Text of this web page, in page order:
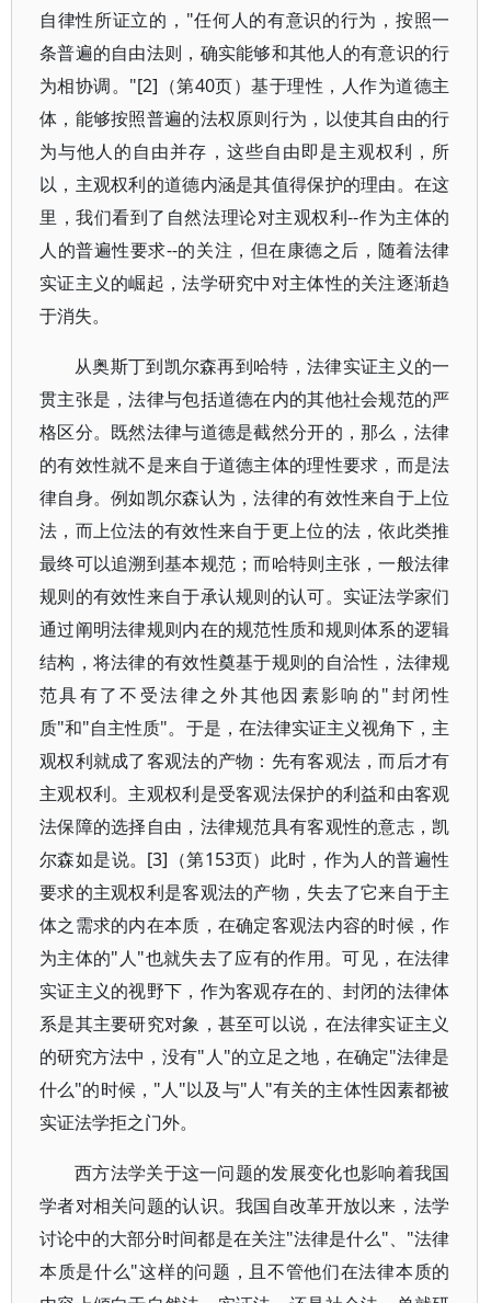
自律性所证立的，"任何人的有意识的行为，按照一
条普遍的自由法则，确实能够和其他人的有意识的行
为相协调。"[2]（第40页）基于理性，人作为道德主
体，能够按照普遍的法权原则行为，以使其自由的行
为与他人的自由并存，这些自由即是主观权利，所
以，主观权利的道德内涵是其值得保护的理由。在这
里，我们看到了自然法理论对主观权利--作为主体的
人的普遍性要求--的关注，但在康德之后，随着法律
实证主义的崛起，法学研究中对主体性的关注逐渐趋
于消失。
从奥斯丁到凯尔森再到哈特，法律实证主义的一
贯主张是，法律与包括道德在内的其他社会规范的严
格区分。既然法律与道德是截然分开的，那么，法律
的有效性就不是来自于道德主体的理性要求，而是法
律自身。例如凯尔森认为，法律的有效性来自于上位
法，而上位法的有效性来自于更上位的法，依此类推
最终可以追溯到基本规范；而哈特则主张，一般法律
规则的有效性来自于承认规则的认可。实证法学家们
通过阐明法律规则内在的规范性质和规则体系的逻辑
结构，将法律的有效性奠基于规则的自洽性，法律规
范具有了不受法律之外其他因素影响的"封闭性
质"和"自主性质"。于是，在法律实证主义视角下，主
观权利就成了客观法的产物：先有客观法，而后才有
主观权利。主观权利是受客观法保护的利益和由客观
法保障的选择自由，法律规范具有客观性的意志，凯
尔森如是说。[3]（第153页）此时，作为人的普遍性
要求的主观权利是客观法的产物，失去了它来自于主
体之需求的内在本质，在确定客观法内容的时候，作
为主体的"人"也就失去了应有的作用。可见，在法律
实证主义的视野下，作为客观存在的、封闭的法律体
系是其主要研究对象，甚至可以说，在法律实证主义
的研究方法中，没有"人"的立足之地，在确定"法律是
什么"的时候，"人"以及与"人"有关的主体性因素都被
实证法学拒之门外。
西方法学关于这一问题的发展变化也影响着我国
学者对相关问题的认识。我国自改革开放以来，法学
讨论中的大部分时间都是在关注"法律是什么"、"法律
本质是什么"这样的问题，且不管他们在法律本质的